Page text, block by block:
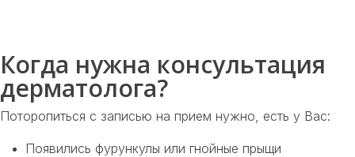
Когда нужна консультация
дерматолога?
Поторопиться с записью на прием нужно, есть у Вас:
Появились фурункулы или гнойные прыщи